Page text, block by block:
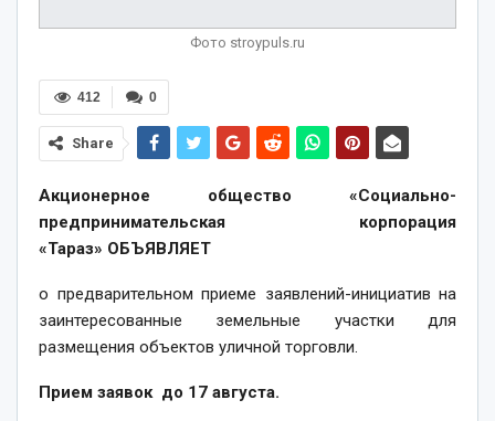
Фото stroypuls.ru
0
412
Share
Акционерное общество «Социально-
предпринимательская корпорация
«Тараз» ОБЪЯВЛЯЕТ
о предварительном приеме заявлений-инициатив на
заинтересованные земельные участки для
размещения объектов уличной торговли.
Прием заявок до 17 августа.